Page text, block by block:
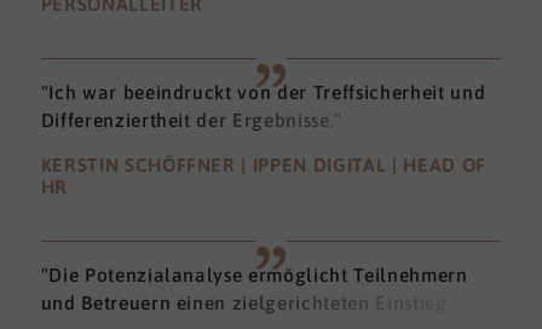
"Ich war beeindruckt von der Treffsicherheit und
Differenziertheit der Ergebnisse."
KERSTIN SCHÖFFNER | IPPEN DIGITAL | HEAD OF
HR
"Die Potenzialanalyse ermöglicht Teilnehmern
und Betreuern einen zielgerichteten Einstieg."